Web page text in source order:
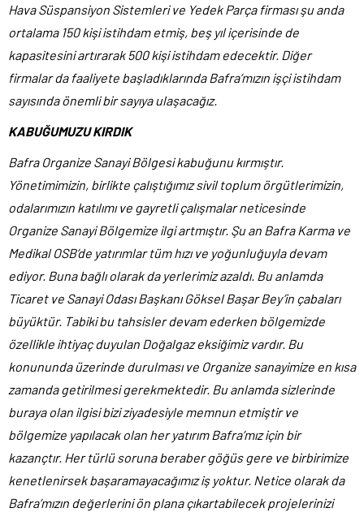
Hava Süspansiyon Sistemleri ve Yedek Parça firması şu anda
ortalama 150 kişi istihdam etmiş, beş yıl içerisinde de
kapasitesini artırarak 500 kişi istihdam edecektir. Diğer
firmalar da faaliyete başladıklarında Bafra’mızın işçi istihdam
sayısında önemli bir sayıya ulaşacağız.
KABUĞUMUZU KIRDIK
Bafra Organize Sanayi Bölgesi kabuğunu kırmıştır.
Yönetimimizin, birlikte çalıştığımız sivil toplum örgütlerimizin,
odalarımızın katılımı ve gayretli çalışmalar neticesinde
Organize Sanayi Bölgemize ilgi artmıştır. Şu an Bafra Karma ve
Medikal OSB’de yatırımlar tüm hızı ve yoğunluğuyla devam
ediyor. Buna bağlı olarak da yerlerimiz azaldı. Bu anlamda
Ticaret ve Sanayi Odası Başkanı Göksel Başar Bey’in çabaları
büyüktür. Tabiki bu tahsisler devam ederken bölgemizde
özellikle ihtiyaç duyulan Doğalgaz eksiğimiz vardır. Bu
konununda üzerinde durulması ve Organize sanayimize en kısa
zamanda getirilmesi gerekmektedir. Bu anlamda sizlerinde
buraya olan ilgisi bizi ziyadesiyle memnun etmiştir ve
bölgemize yapılacak olan her yatırım Bafra’mız için bir
kazançtır. Her türlü soruna beraber göğüs gere ve birbirimize
kenetlenirsek başaramayacağımız iş yoktur. Netice olarak da
Bafra’mızın değerlerini ön plana çıkartabilecek projelerinizi